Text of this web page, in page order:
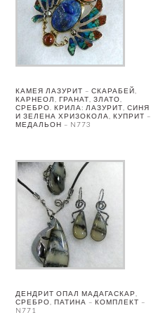
КАМЕЯ ЛАЗУРИТ – СКАРАБЕЙ,
КАРНЕОЛ, ГРАНАТ, ЗЛАТО,
СРЕБРО. КРИЛА: ЛАЗУРИТ, СИНЯ
И ЗЕЛЕНА ХРИЗОКОЛА, КУПРИТ –
МЕДАЛЬОН – N773
ДЕНДРИТ ОПАЛ МАДАГАСКАР,
СРЕБРО, ПАТИНА – КОМПЛЕКТ –
N771